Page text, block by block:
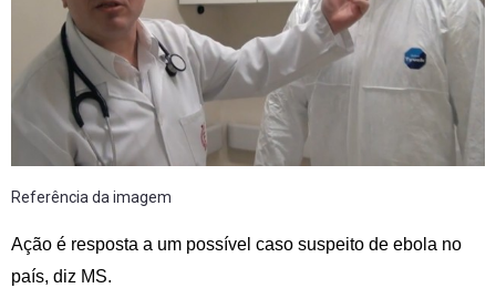
Referência da imagem
Ação é resposta a um possível caso suspeito de ebola no
país, diz MS.